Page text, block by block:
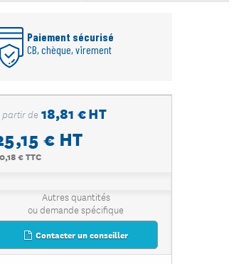
Paiement sécurisé
CB, chèque, virement
partir de 18,81 € HT
€HT
€ TTC
Autres quantités
ou demande spécifique
Contacter un conseiller